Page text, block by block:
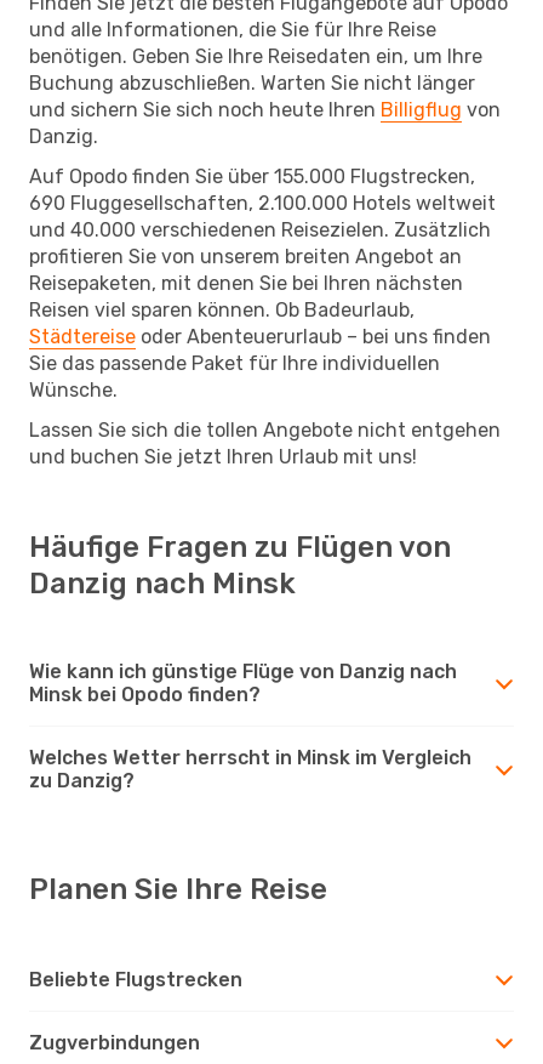
und alle Informationen, die Sie für Ihre Reise
benötigen. Geben Sie Ihre Reisedaten ein, um Ihre
Buchung abzuschließen. Warten Sie nicht länger
und sichern Sie sich noch heute Ihren Billigflug von
Danzig.
Auf Opodo finden Sie über 155.000 Flugstrecken,
690 Fluggesellschaften, 2.100.000 Hotels weltweit
und 40.000 verschiedenen Reisezielen. Zusätzlich
profitieren Sie von unserem breiten Angebot an
Reisepaketen, mit denen Sie bei Ihren nächsten
Reisen viel sparen können. Ob Badeurlaub,
Städtereise oder Abenteuerurlaub – bei uns finden
Sie das passende Paket für Ihre individuellen
Wünsche.
Lassen Sie sich die tollen Angebote nicht entgehen
und buchen Sie jetzt Ihren Urlaub mit uns!
Häufige Fragen zu Flügen von
Danzig nach Minsk
Wie kann ich günstige Flüge von Danzig nach
Minsk bei Opodo finden?
Welches Wetter herrscht in Minsk im Vergleich
zu Danzig?
Planen Sie Ihre Reise
Beliebte Flugstrecken
Zugverbindungen